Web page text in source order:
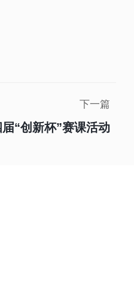
下一篇
“创新杯”赛课活动